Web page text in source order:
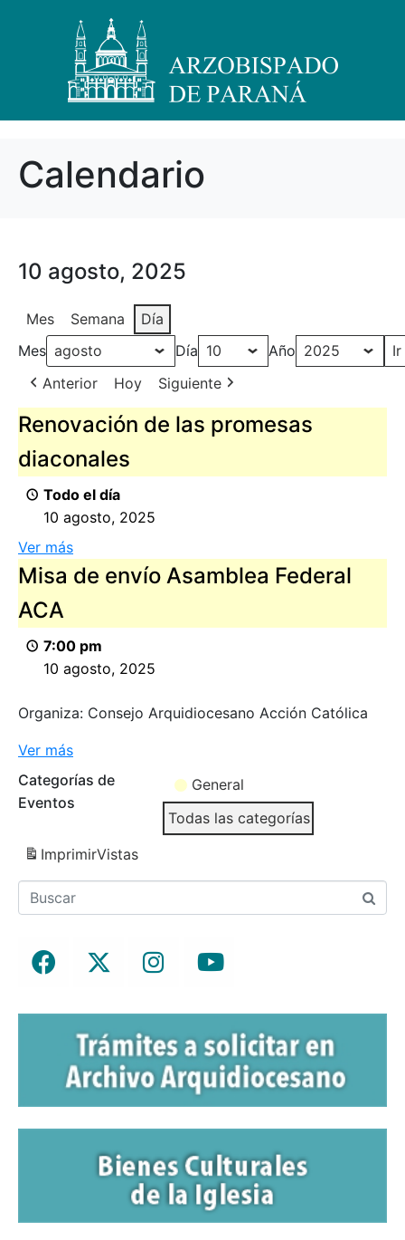
Calendario
10 agosto, 2025
Mes Semana
Día
Mes
Día
Año
Anterior
Hoy Siguiente
Renovación de las promesas
diaconales
Todo el día
10 agosto, 2025
Ver más
Misa de envío Asamblea Federal
ACA
7:00 pm
10 agosto, 2025
Organiza: Consejo Arquidiocesano Acción Católica
Ver más
Categorías de
Eventos
General
Todas las categorías
ImprimirVistas